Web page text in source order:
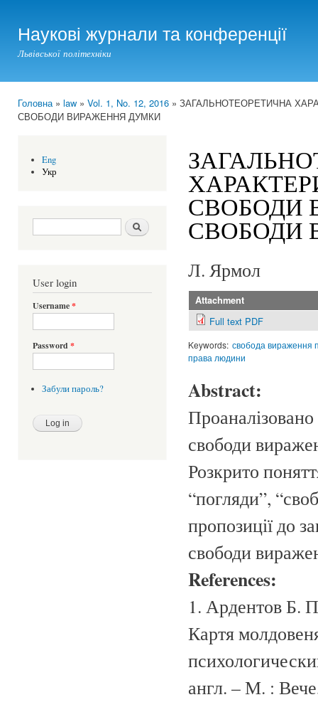
Наукові журнали та конференції
Львівської політехніки
You are here
Головна» law » Vol. 1, No. 12, 2016 » ЗАГАЛЬНОТЕОРЕТИЧНА
СВОБОДИ ВИРАЖЕННЯ ДУМКИ
Eng
Укр
Search form Шукати
User login
Username*
Password *
Забули пароль?
СВОБОДИ
СВОБОДИ
Л. Ярмол
Attachment
Full text PDF
Keywords: свобода вираження
права людини
Abstract:
свободи
Розкрито
“погляди”,
пропозиції до
свободи
References:
1. Ардентов Б.
Картя
англ. – М. :